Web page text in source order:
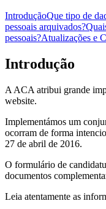
IntroduçãoQue tipo de
pessoais arquivados?
pessoais?Atualizações e
Introdução
A ACA atribui grande
website.
Implementámos um
ocorram de forma
27 de abril de 2016.
O formulário de
documentos
Leia atentamente as